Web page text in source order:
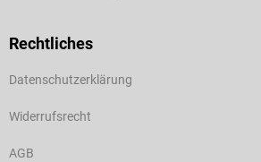
Rechtliches
Datenschutzerklärung
Widerrufsrecht
AGB